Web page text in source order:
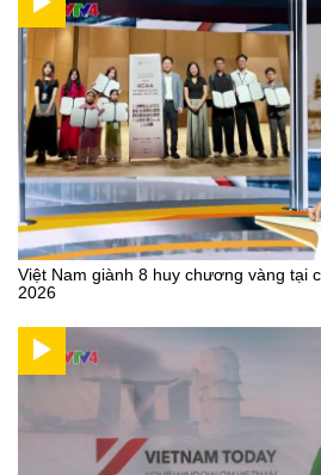
Việt Nam giành 8 huy chương vàng tại
2026